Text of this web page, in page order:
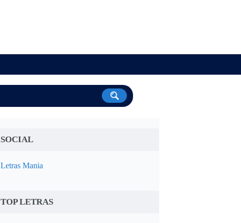
SOCIAL
Letras Mania
TOP LETRAS